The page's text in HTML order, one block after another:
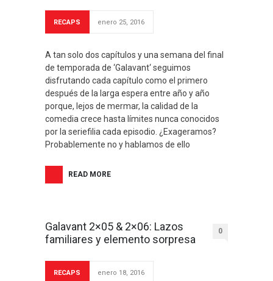
RECAPS enero 25, 2016
A tan solo dos capítulos y una semana del final
de temporada de ‘Galavant‘ seguimos
disfrutando cada capítulo como el primero
después de la larga espera entre año y año
porque, lejos de mermar, la calidad de la
comedia crece hasta límites nunca conocidos
por la seriefilia cada episodio. ¿Exageramos?
Probablemente no y hablamos de ello
READ MORE
Galavant 2×05 & 2×06: Lazos
familiares y elemento sorpresa
0
RECAPS enero 18, 2016